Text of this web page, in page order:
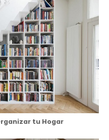
tu Hogar